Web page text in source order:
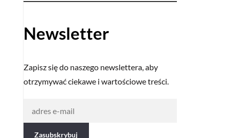
Newsletter
Zapisz się do naszego newslettera, aby
otrzymywać ciekawe i wartościowe treści.